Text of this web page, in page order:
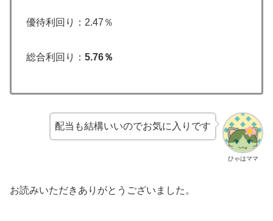
優待利回り：2.47％
総合利回り： 5.76％
ひゃはママ
配当も結構いいのでお気に入りです
お読みいただきありがとうございました。